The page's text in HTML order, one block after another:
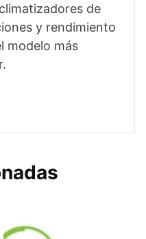
de
y rendimiento
modelo más